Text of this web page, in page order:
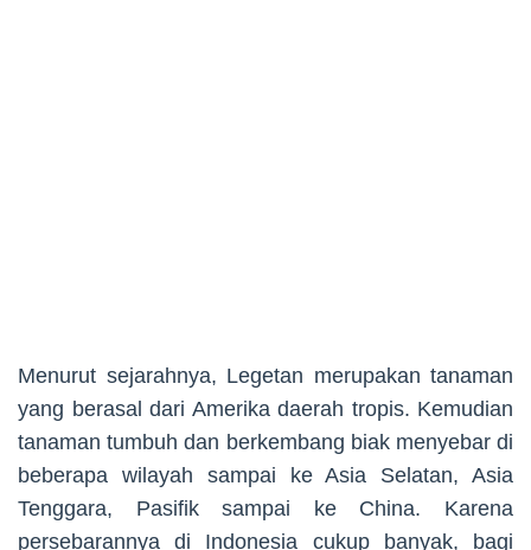
Menurut sejarahnya, Legetan merupakan tanaman
yang berasal dari Amerika daerah tropis. Kemudian
tanaman tumbuh dan berkembang biak menyebar di
beberapa wilayah sampai ke Asia Selatan, Asia
Tenggara, Pasifik sampai ke China. Karena
persebarannya di Indonesia cukup banyak, bagi